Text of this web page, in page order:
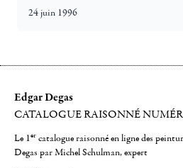
24 juin 1996
Edgar Degas
CATALOGUE RAISONNÉ
Le 1er catalogue raisonné en ligne des
Degas par Michel Schulman, expert